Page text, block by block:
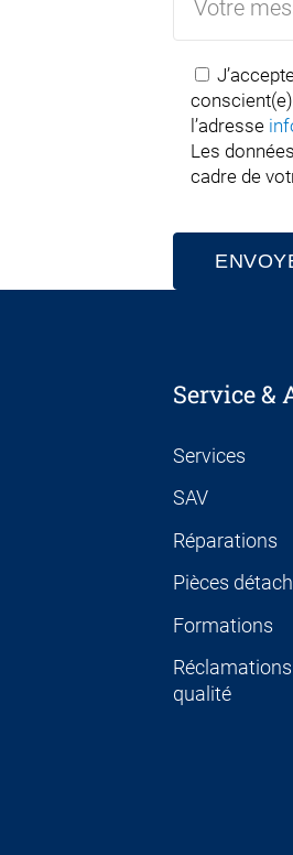
l’adresse
Les
cadre de
Service &
Services
SAV
Réparations
Pièces
Formations
qualité